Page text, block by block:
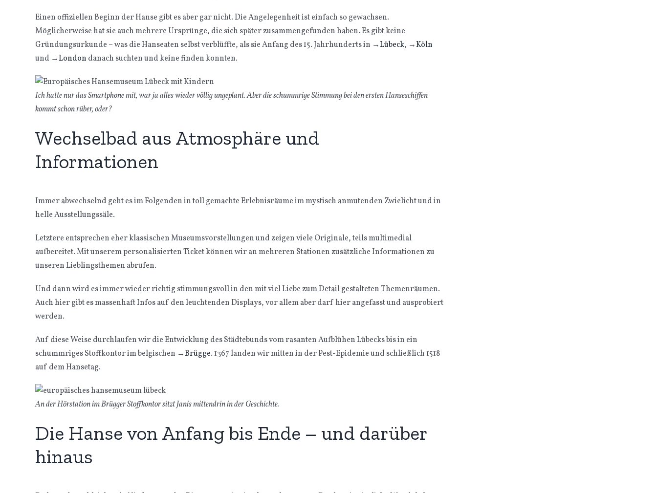
Einen offiziellen Beginn der Hanse gibt es aber gar nicht. Die Angelegenheit ist einfach so gewachsen.
Möglicherweise hat sie auch mehrere Ursprünge, die sich später zusammengefunden haben. Es gibt keine
Gründungsurkunde – was die Hanseaten selbst verblüffte, als sie Anfang des 15. Jahrhunderts in →Lübeck, →Köln
und →London danach suchten und keine finden konnten.
Ich hatte nur das Smartphone mit, war ja alles wieder völlig ungeplant. Aber die schummrige Stimmung bei den ersten Hanseschiffen
kommt schon rüber, oder?
Wechselbad aus Atmosphäre und
Informationen
Immer abwechselnd geht es im Folgenden in toll gemachte Erlebnisräume im mystisch anmutenden Zwielicht und in
helle Ausstellungssäle.
Letztere entsprechen eher klassischen Museumsvorstellungen und zeigen viele Originale, teils multimedial
aufbereitet. Mit unserem personalisierten Ticket können wir an mehreren Stationen zusätzliche Informationen zu
unseren Lieblingsthemen abrufen.
Und dann wird es immer wieder richtig stimmungsvoll in den mit viel Liebe zum Detail gestalteten Themenräumen.
Auch hier gibt es massenhaft Infos auf den leuchtenden Displays, vor allem aber darf hier angefasst und ausprobiert
werden.
Auf diese Weise durchlaufen wir die Entwicklung des Städtebunds vom rasanten Aufblühen Lübecks bis in ein
schummriges Stoffkontor im belgischen →Brügge. 1367 landen wir mitten in der Pest-Epidemie und schließlich 1518
auf dem Hansetag.
An der Hörstation im Brügger Stoffkontor sitzt Janis mittendrin in der Geschichte.
Die Hanse von Anfang bis Ende – und darüber
hinaus